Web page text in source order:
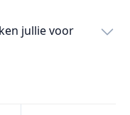
jullie voor